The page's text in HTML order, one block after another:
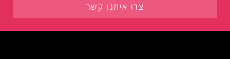
צרו איתנו קשר